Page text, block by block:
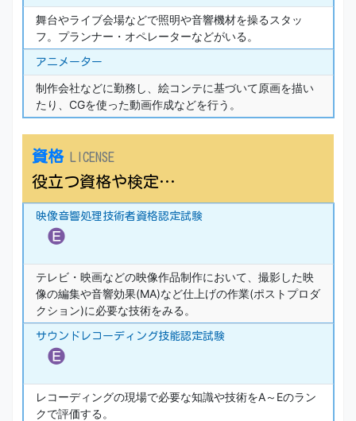
舞台やライブ会場などで照明や音響機材を操るスタッ
フ。プランナー・オペレーターなどがいる。
アニメーター
制作会社などに勤務し、絵コンテに基づいて原画を描い
たり、CGを使った動画作成などを行う。
資格 LICENSE
役立つ資格や検定…
映像音響処理技術者資格認定試験
テレビ・映画などの映像作品制作において、撮影した映
像の編集や音響効果(MA)など仕上げの作業(ポストプロダ
クション)に必要な技術をみる。
サウンドレコーディング技能認定試験
レコーディングの現場で必要な知識や技術をA～Eのラン
クで評価する。